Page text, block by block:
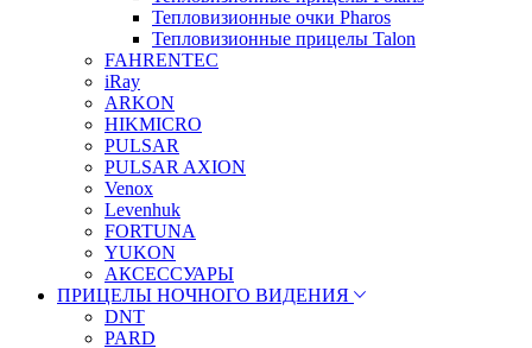
Тепловизионные очки Pharos
Тепловизионные прицелы Talon
FAHRENTEC
iRay
ARKON
HIKMICRO
PULSAR
PULSAR AXION
Venox
Levenhuk
FORTUNA
YUKON
АКСЕССУАРЫ
ПРИЦЕЛЫ НОЧНОГО ВИДЕНИЯ
DNT
PARD